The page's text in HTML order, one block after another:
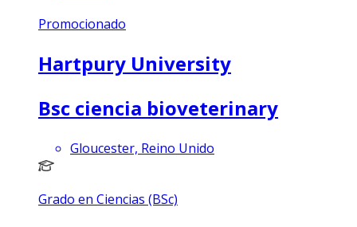
Promocionado
Hartpury University
Bsc ciencia bioveterinary
Gloucester, Reino Unido
Grado en Ciencias (BSc)